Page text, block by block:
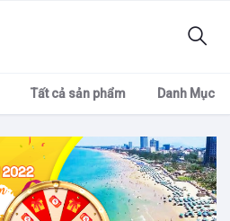
Tất cả sản phẩm Danh Mục